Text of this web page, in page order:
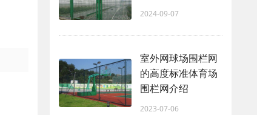
2024-09-07
室外网球场围栏网
的高度标准体育场
围栏网介绍
2023-07-06